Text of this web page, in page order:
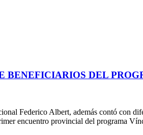
DEL
Federico Albert, además contó con
encuentro provincial del programa